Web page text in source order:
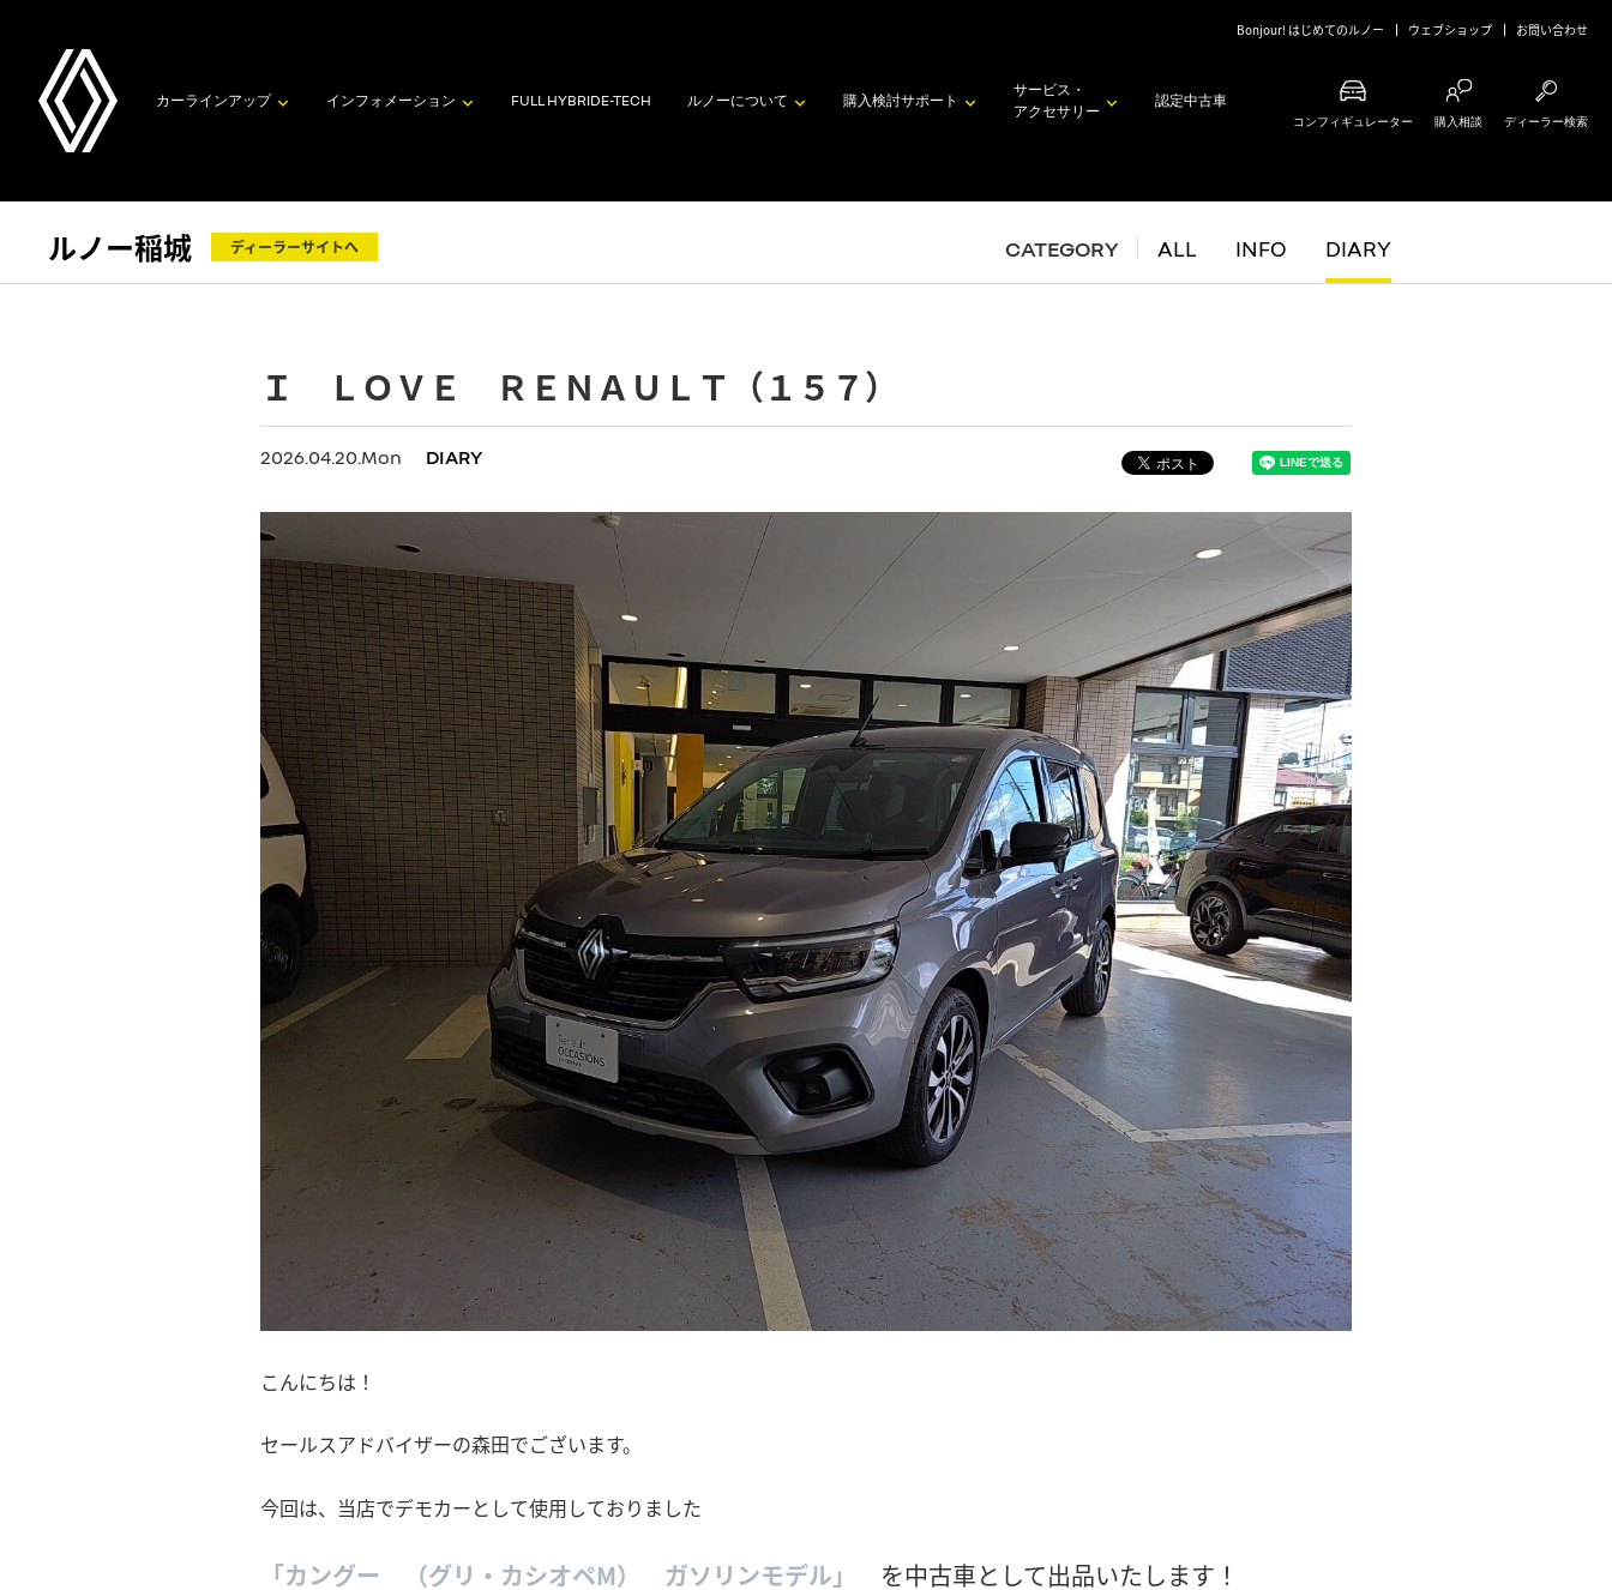
Bonjour! はじめてのルノー ウェブショップ お問い合わせ
カーラインアップ インフォメーション FULL HYBRIDE-TECH ルノーについて 購入検討サポート
サービス・
アクセサリー
認定中古車
コンフィギュレーター 購入相談 ディーラー検索
ルノー稲城 ディーラーサイトへ CATEGORY ALL INFO DIARY
Ｉ ＬＯＶＥ ＲＥＮＡＵＬＴ（１５７）
2026.04.20.Mon DIARY
こんにちは！
セールスアドバイザーの森田でございます。
今回は、当店でデモカーとして使用しておりました
「カングー （グリ・カシオペM） ガソリンモデル」 を中古車として出品いたします！